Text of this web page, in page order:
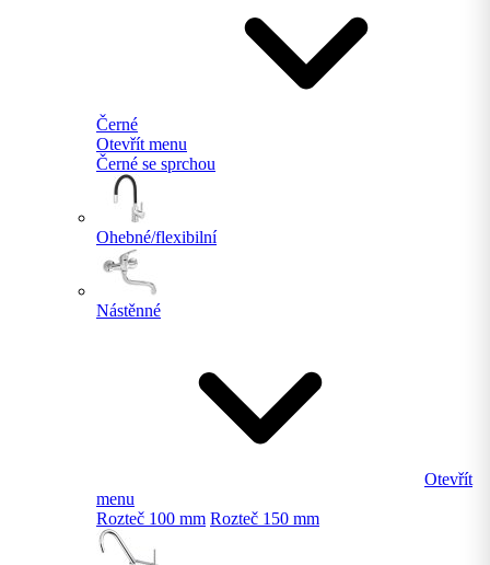
Černé
Otevřít menu
Černé se sprchou
Ohebné/flexibilní
Nástěnné
Otevřít
menu
Rozteč 100 mm Rozteč 150 mm